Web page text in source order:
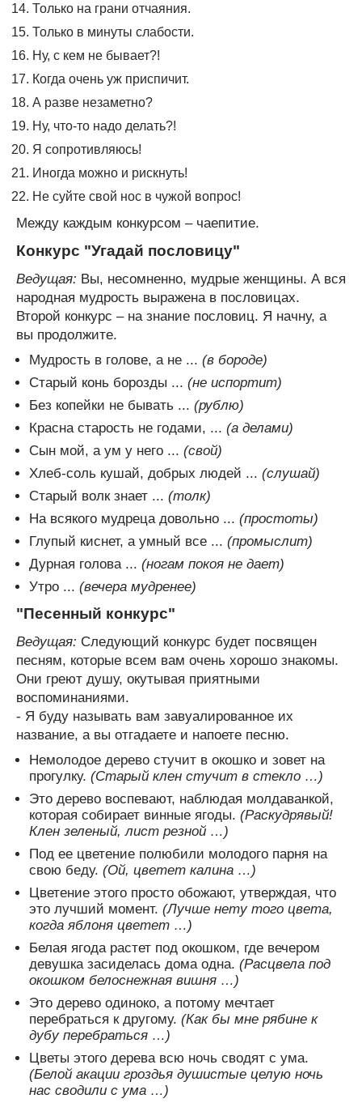
Только на грани отчаяния.
Только в минуты слабости.
Ну, с кем не бывает?!
Когда очень уж приспичит.
А разве незаметно?
Ну, что-то надо делать?!
Я сопротивляюсь!
Иногда можно и рискнуть!
Не суйте свой нос в чужой вопрос!
Между каждым конкурсом – чаепитие.
Конкурс "Угадай пословицу"
Ведущая: Вы, несомненно, мудрые женщины. А вся
народная мудрость выражена в пословицах.
Второй конкурс – на знание пословиц. Я начну, а
вы продолжите.
Мудрость в голове, а не ... (в бороде)
Старый конь борозды ... (не испортит)
Без копейки не бывать ... (рублю)
Красна старость не годами, ... (а делами)
Сын мой, а ум у него ... (свой)
Хлеб-соль кушай, добрых людей ... (слушай)
Старый волк знает ... (толк)
На всякого мудреца довольно ... (простоты)
Глупый киснет, а умный все ... (промыслит)
Дурная голова ... (ногам покоя не дает)
Утро ... (вечера мудренее)
"Песенный конкурс"
Ведущая: Следующий конкурс будет посвящен
песням, которые всем вам очень хорошо знакомы.
Они греют душу, окутывая приятными
воспоминаниями.
- Я буду называть вам завуалированное их
название, а вы отгадаете и напоете песню.
Немолодое дерево стучит в окошко и зовет на
прогулку. (Старый клен стучит в стекло …)
Это дерево воспевают, наблюдая молдаванкой,
которая собирает винные ягоды. (Раскудрявый!
Клен зеленый, лист резной …)
Под ее цветение полюбили молодого парня на
свою беду. (Ой, цветет калина …)
Цветение этого просто обожают, утверждая, что
это лучший момент. (Лучше нету того цвета,
когда яблоня цветет …)
Белая ягода растет под окошком, где вечером
девушка засиделась дома одна. (Расцвела под
окошком белоснежная вишня …)
Это дерево одиноко, а потому мечтает
перебраться к другому. (Как бы мне рябине к
дубу перебраться …)
Цветы этого дерева всю ночь сводят с ума.
(Белой акации гроздья душистые целую ночь
нас сводили с ума …)